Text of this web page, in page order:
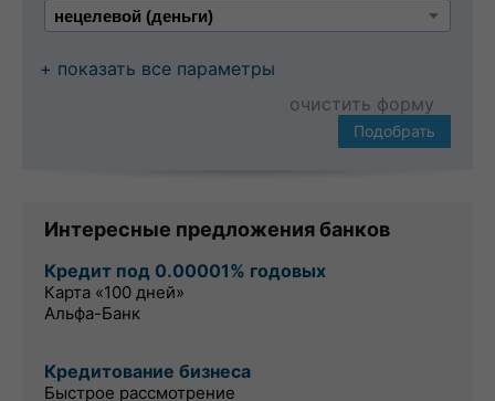
+ показать все параметры
очистить форму
Подобрать
Интересные предложения банков
Кредит под 0.00001% годовых
Карта «100 дней»
Альфа-Банк
Кредитование бизнеса
Быстрое рассмотрение